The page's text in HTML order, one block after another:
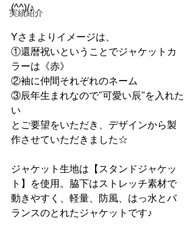
実績紹介
(^^)/♪
Yさまよりイメージは、
①還暦祝いということでジャケットカ
ラーは《赤》
②袖に仲間それぞれのネーム
③辰年生まれなので"可愛い辰"を入れた
い
とご要望をいただき、デザインから製
作させていただきました☆
ジャケット生地は【スタンドジャケッ
ト】を使用。脇下はストレッチ素材で
動きやすく、軽量、防風、はっ水とバ
ランスのとれたジャケットです♪